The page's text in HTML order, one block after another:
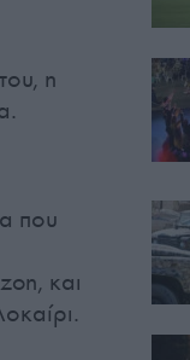
η
που
και